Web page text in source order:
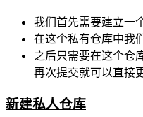
我们首先需要建立一
在这个私有仓库中我
之后只需要在这个仓
再次提交就可以直接
新建私人仓库